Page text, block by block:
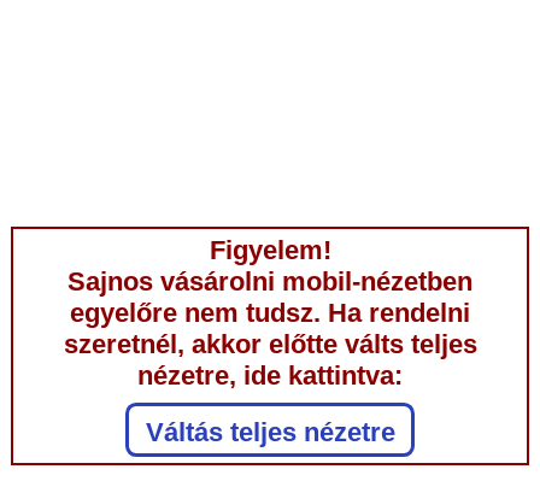
Figyelem!
Sajnos vásárolni mobil-nézetben
egyelőre nem tudsz. Ha rendelni
szeretnél, akkor előtte válts teljes
nézetre, ide kattintva:
Váltás teljes nézetre